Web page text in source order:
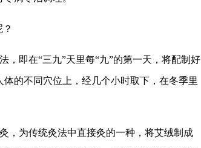
，即在“三九”天里每“九”的第一天，将配制好
的不同穴位上，经几个小时取下，在冬季里
，为传统灸法中直接灸的一种，将艾绒制成